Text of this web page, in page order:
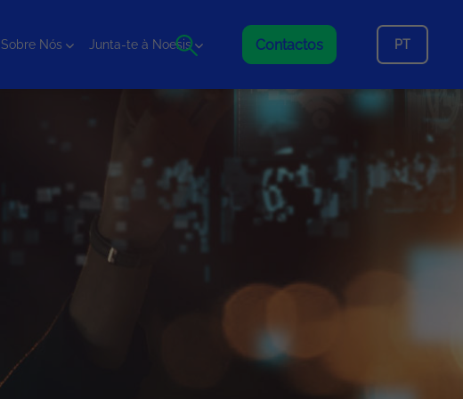
Sobre Nós Junta-te à Noesis Contactos PT